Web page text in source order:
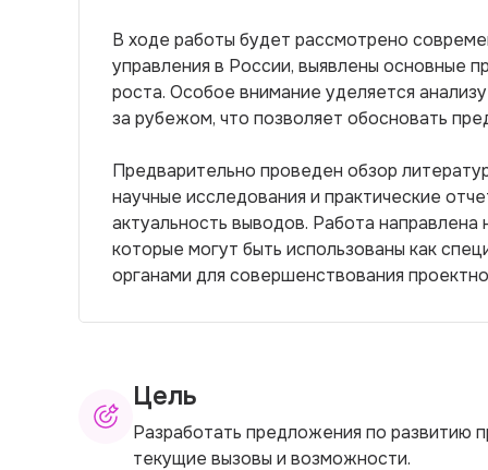
В ходе работы будет рассмотрено
управления в России, выявлены основные
роста. Особое внимание уделяется
за рубежом, что позволяет обосновать
Предварительно проведен обзор
научные исследования и практические
актуальность выводов. Работа
которые могут быть использованы как
органами для совершенствования
Цель
Разработать предложения по развитию
текущие вызовы и возможности.